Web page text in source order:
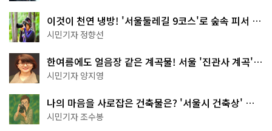
이것이 천연 냉방! '서울둘레길 9코스'로 숲속 피서 떠
나볼까
시민기자 정향선
한여름에도 얼음장 같은 계곡물! 서울 '진관사 계곡'이
천국이네~
시민기자 양지영
나의 마음을 사로잡은 건축물은? '서울시 건축상' 수
상작 공개!
시민기자 조수봉